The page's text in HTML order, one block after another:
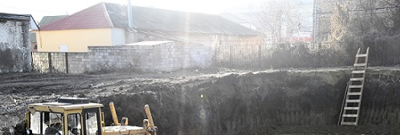
Перейти к основному содержанию